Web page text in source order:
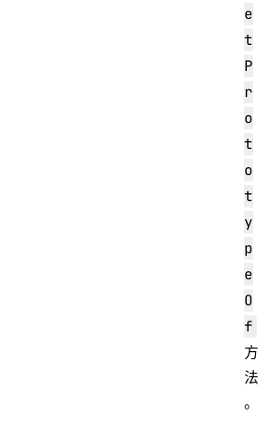
e
t
P
r
o
t
o
t
y
p
e
O
f
方
法
。